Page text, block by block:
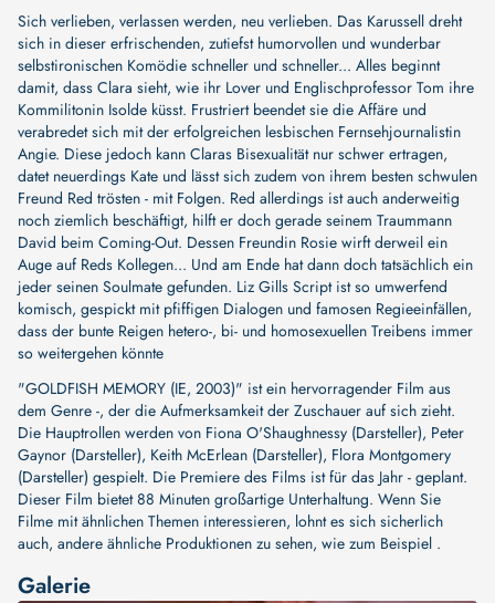
Sich verlieben, verlassen werden, neu verlieben. Das Karussell dreht
sich in dieser erfrischenden, zutiefst humorvollen und wunderbar
selbstironischen Komödie schneller und schneller... Alles beginnt
damit, dass Clara sieht, wie ihr Lover und Englischprofessor Tom ihre
Kommilitonin Isolde küsst. Frustriert beendet sie die Affäre und
verabredet sich mit der erfolgreichen lesbischen Fernsehjournalistin
Angie. Diese jedoch kann Claras Bisexualität nur schwer ertragen,
datet neuerdings Kate und lässt sich zudem von ihrem besten schwulen
Freund Red trösten - mit Folgen. Red allerdings ist auch anderweitig
noch ziemlich beschäftigt, hilft er doch gerade seinem Traummann
David beim Coming-Out. Dessen Freundin Rosie wirft derweil ein
Auge auf Reds Kollegen... Und am Ende hat dann doch tatsächlich ein
jeder seinen Soulmate gefunden. Liz Gills Script ist so umwerfend
komisch, gespickt mit pfiffigen Dialogen und famosen Regieeinfällen,
dass der bunte Reigen hetero-, bi- und homosexuellen Treibens immer
so weitergehen könnte
"GOLDFISH MEMORY (IE, 2003)" ist ein hervorragender Film aus
dem Genre -, der die Aufmerksamkeit der Zuschauer auf sich zieht.
Die Hauptrollen werden von Fiona O'Shaughnessy (Darsteller), Peter
Gaynor (Darsteller), Keith McErlean (Darsteller), Flora Montgomery
(Darsteller) gespielt. Die Premiere des Films ist für das Jahr - geplant.
Dieser Film bietet 88 Minuten großartige Unterhaltung. Wenn Sie
Filme mit ähnlichen Themen interessieren, lohnt es sich sicherlich
auch, andere ähnliche Produktionen zu sehen, wie zum Beispiel .
Galerie